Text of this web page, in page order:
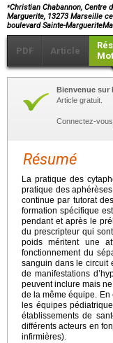
⁎Christian Chabannon, Centre
Marguerite, 13273 Marseille
boulevard Sainte-
PDF Article
Bienvenue sur
Article gratuit.
Connectez-
Résumé
La pratique des
pratique des
continue par tutorat
formation spécifique
pendant et après le
du prescripteur qui
poids méritent une
fonctionnement du
sanguin dans le circuit
de manifestations
peuvent inclure mais
de la même équipe. En
les équipes
établissements de
différents acteurs en
infirmières).